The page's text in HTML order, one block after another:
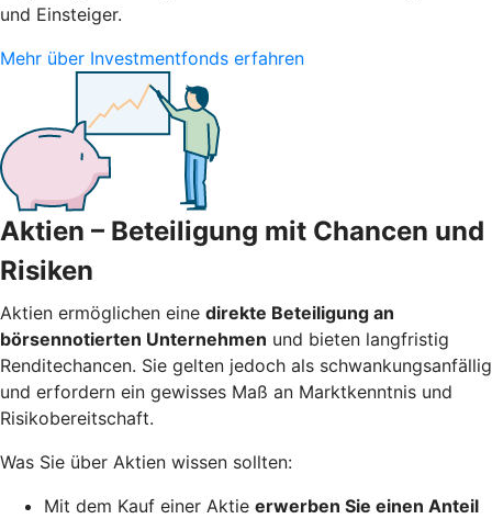
und Einsteiger.
Mehr über Investmentfonds erfahren
Aktien – Beteiligung mit Chancen und
Risiken
Aktien ermöglichen eine direkte Beteiligung an
börsennotierten Unternehmen und bieten langfristig
Renditechancen. Sie gelten jedoch als schwankungsanfällig
und erfordern ein gewisses Maß an Marktkenntnis und
Risikobereitschaft.
Was Sie über Aktien wissen sollten:
Mit dem Kauf einer Aktie erwerben Sie einen Anteil